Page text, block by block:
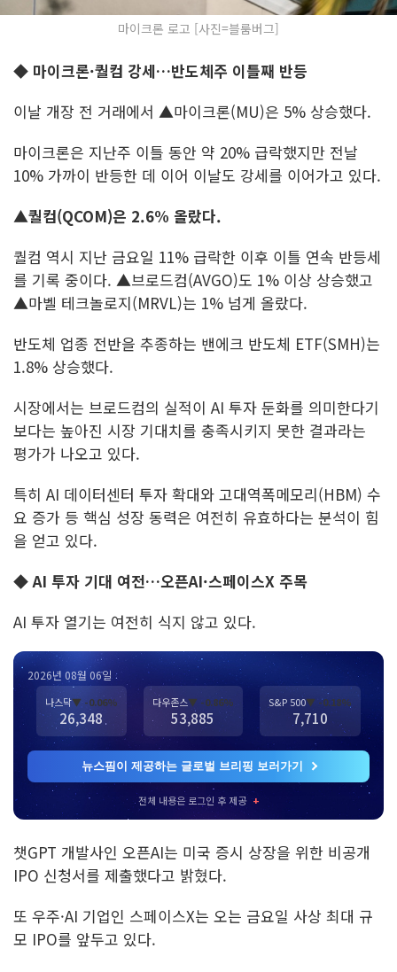
마이크론 로고 [사진=블룸버그]
◆ 마이크론·퀄컴 강세…반도체주 이틀째 반등
이날 개장 전 거래에서 ▲마이크론(MU)은 5% 상승했다.
마이크론은 지난주 이틀 동안 약 20% 급락했지만 전날
10% 가까이 반등한 데 이어 이날도 강세를 이어가고 있다.
▲퀄컴(QCOM)은 2.6% 올랐다.
퀄컴 역시 지난 금요일 11% 급락한 이후 이틀 연속 반등세
를 기록 중이다. ▲브로드컴(AVGO)도 1% 이상 상승했고
▲마벨 테크놀로지(MRVL)는 1% 넘게 올랐다.
반도체 업종 전반을 추종하는 밴에크 반도체 ETF(SMH)는
1.8% 상승했다.
시장에서는 브로드컴의 실적이 AI 투자 둔화를 의미한다기
보다는 높아진 시장 기대치를 충족시키지 못한 결과라는
평가가 나오고 있다.
특히 AI 데이터센터 투자 확대와 고대역폭메모리(HBM) 수
요 증가 등 핵심 성장 동력은 여전히 유효하다는 분석이 힘
을 얻고 있다.
◆AI 투자 기대 여전…오픈AI·스페이스X 주목
AI 투자 열기는 여전히 식지 않고 있다.
2026년 08월 06일
나스닥▼ -0.06%
26,348
다우존스▼ -0.86%
53,885
S&P 500▼ -0.18%
7,710
뉴스핌이 제공하는 글로벌 브리핑 보러가기
전체 내용은 로그인 후 제공 +
챗GPT 개발사인 오픈AI는 미국 증시 상장을 위한 비공개
IPO 신청서를 제출했다고 밝혔다.
또 우주·AI 기업인 스페이스X는 오는 금요일 사상 최대 규
모 IPO를 앞두고 있다.